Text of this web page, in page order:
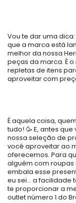
Vou te dar uma
que a marca está
melhor da nossa
peças da marca. É
repletas de itens
aproveitar com
É aquela coisa,
tudo! 🥳 E, antes
nossa seleção de
você aproveitar ao
oferecemos. Para
alguém com roupas
embala esse
eu sei… a facilidade
te proporcionar a
outlet número 1 do